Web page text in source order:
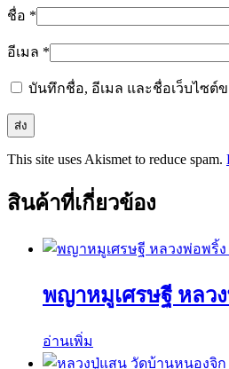
ชื่อ *
อีเมล *
บันทึกชื่อ, อีเมล และชื่อเว็บไซต์
This site uses Akismet to reduce spam.
สินค้าที่เกี่ยวข้อง
พญาหมูเศรษฐี หลว
อ่านเพิ่ม